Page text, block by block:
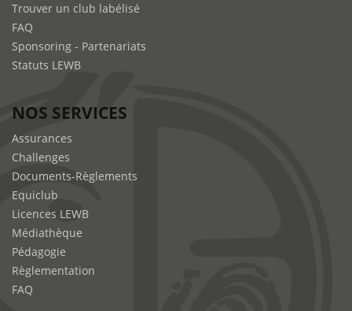
Trouver un club labélisé
FAQ
Sponsoring - Partenariats
Statuts LEWB
NOS SERVICES
Assurances
Challenges
Documents-Règlements
Equiclub
Licences LEWB
Médiathèque
Pédagogie
Règlementation
FAQ